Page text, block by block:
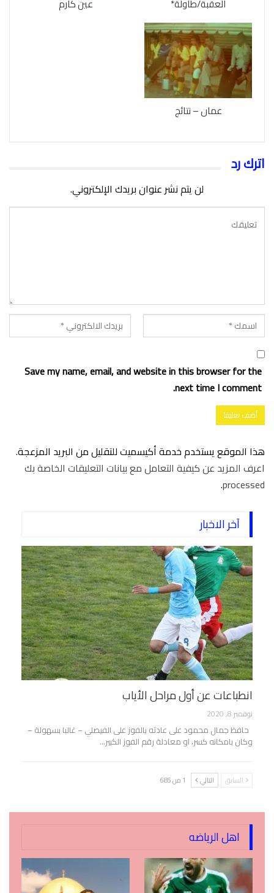
العقبة/طاولة* عين كارم
عمان – نتائج
اترك رد
لن يتم نشر عنوان بريدك الإلكتروني.
Save my name, email, and website in this browser for the
next time I comment.
هذا الموقع يستخدم خدمة أكيسميت للتقليل من البريد المزعجة.
اعرف المزيد عن كيفية التعامل مع بيانات التعليقات الخاصة بك
processed
.
آخر الاخبار
انطباعات عن أول مراحل الأياب
نوفمبر 8, 2020
حافظ جمال محمود على عادته بالفوز على الفيصلي – غالبا بسهولة –
وكان بامكانه كسر، او معادلة رقم الفوز الكبير…
السابق التالي 1 من 685
اهل الرياضه